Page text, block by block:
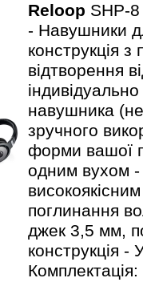
Reloop SHP-
- Навушники
конструкція
відтворення
навушника
зручного
форми вашої
одним вухом -
поглинання
джек 3,5 мм,
конструкція -